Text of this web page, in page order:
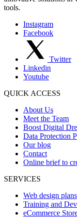
tools.
Instagram
Facebook
Twitter
Linkedin
Youtube
QUICK ACCESS
About Us
Meet the Team
Boost Digital
Data Protection
Our blog
Contact
Online brief to
SERVICES
Web design plans
Training and
eCommerce